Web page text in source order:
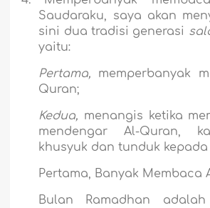
Saudaraku, saya akan
sini dua tradisi generasi
yaitu:
Pertama, memperbanyak
Quran;
Kedua, menangis ketika
mendengar Al-Quran,
khusyuk dan tunduk kepada
Pertama, Banyak Membaca
Bulan Ramadhan